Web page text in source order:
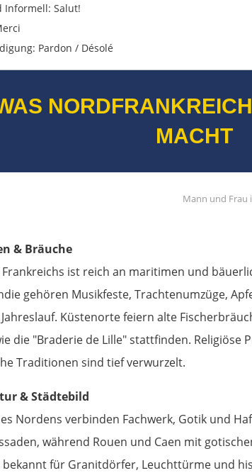
Informell: Salut!
Pardon / Désolé
MACHT
& Bräuche
ist reich an maritimen und
gehören Musikfeste, Trachtenumzüge,
Küstenorte feiern alte
die "Braderie de Lille" stattfinden. Religiöse
Traditionen sind tief verwurzelt.
& Städtebild
Nordens verbinden Fachwerk, Gotik und
während Rouen und Caen mit
bekannt für Granitdörfer, Leuchttürme und